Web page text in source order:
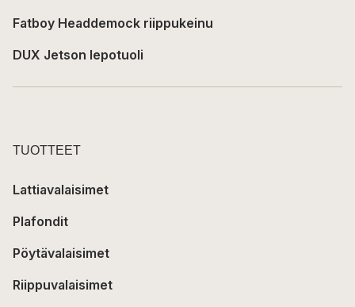
Fatboy Headdemock riippukeinu
DUX Jetson lepotuoli
TUOTTEET
Lattiavalaisimet
Plafondit
Pöytävalaisimet
Riippuvalaisimet